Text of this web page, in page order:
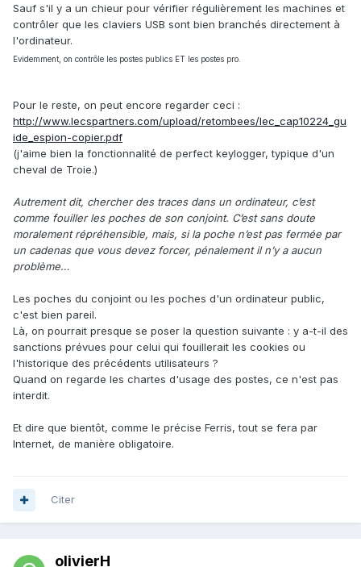
Sauf s'il y a un chieur pour vérifier régulièrement les machines et
contrôler que les claviers USB sont bien branchés directement à
l'ordinateur.
Evidemment, on contrôle les postes publics ET les postes pro.
Pour le reste, on peut encore regarder ceci :
http://www.lecspartners.com/upload/retombees/lec_cap10224_gu
ide_espion-copier.pdf
(j'aime bien la fonctionnalité de perfect keylogger, typique d'un
cheval de Troie.)
Autrement dit, chercher des traces dans un ordinateur, c’est
comme fouiller les poches de son conjoint. C’est sans doute
moralement répréhensible, mais, si la poche n’est pas fermée par
un cadenas que vous devez forcer, pénalement il n’y a aucun
problème…
Les poches du conjoint ou les poches d'un ordinateur public,
c'est bien pareil.
Là, on pourrait presque se poser la question suivante : y a-t-il des
sanctions prévues pour celui qui fouillerait les cookies ou
l'historique des précédents utilisateurs ?
Quand on regarde les chartes d'usage des postes, ce n'est pas
interdit.
Et dire que bientôt, comme le précise Ferris, tout se fera par
Internet, de manière obligatoire.
Citer
olivierH